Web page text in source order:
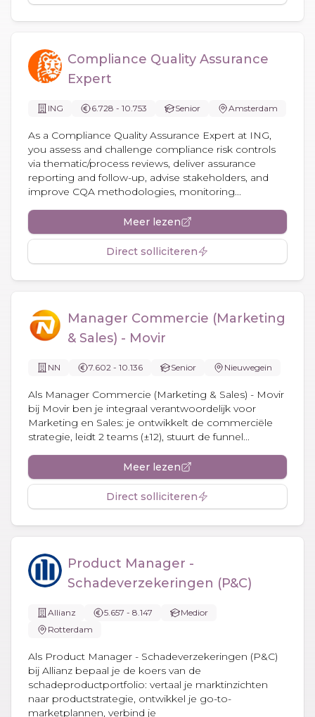
Compliance Quality Assurance
Expert
ING 6.728 - 10.753 Senior Amsterdam
As a Compliance Quality Assurance Expert at ING,
you assess and challenge compliance risk controls
via thematic/process reviews, deliver assurance
reporting and follow-up, advise stakeholders, and
improve CQA methodologies, monitoring...
Meer lezen
Direct solliciteren
Manager Commercie (Marketing
& Sales) - Movir
NN 7.602 - 10.136 Senior Nieuwegein
Als Manager Commercie (Marketing & Sales) - Movir
bij Movir ben je integraal verantwoordelijk voor
Marketing en Sales: je ontwikkelt de commerciële
strategie, leidt 2 teams (±12), stuurt de funnel...
Meer lezen
Direct solliciteren
Product Manager -
Schadeverzekeringen (P&C)
Allianz 5.657 - 8.147
Medior
Rotterdam
Als Product Manager - Schadeverzekeringen (P&C)
bij Allianz bepaal je de koers van de
schadeproductportfolio: vertaal je marktinzichten
naar productstrategie, ontwikkel je go-to-
marketplannen, verbind je